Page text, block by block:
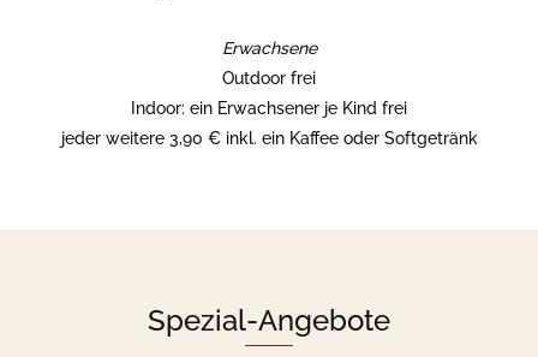
Erwachsene
Outdoor frei
Indoor: ein Erwachsener je Kind frei
jeder weitere 3,90 € inkl. ein Kaffee oder Softgetränk
Spezial-Angebote